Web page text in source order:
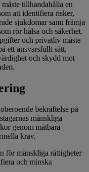
tillhandahålla en
att identifiera risker,
sjukdomar samt främja
rör hälsa och säkerhet.
och privatliv måste
ett ansvarsfullt sätt,
och skydd mot
bekräftelse på
mänskliga
genom mätbara
krav.
för mänskliga rättigheter
och minska